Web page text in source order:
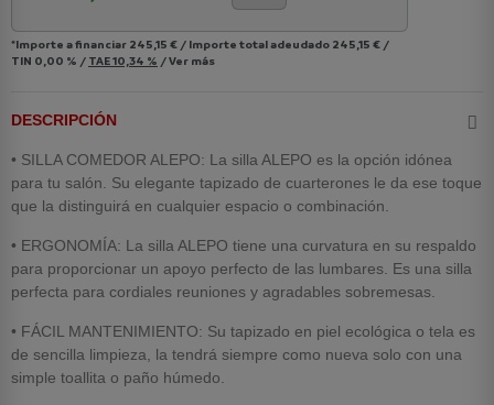
*Importe a financiar 245,15 € / Importe total adeudado 245,15 € /
TIN 0,00 % / TAE10,34 % /Ver más
DESCRIPCIÓN
• SILLA COMEDOR ALEPO: La silla ALEPO es la opción idónea
para tu salón. Su elegante tapizado de cuarterones le da ese toque
que la distinguirá en cualquier espacio o combinación.
• ERGONOMÍA: La silla ALEPO tiene una curvatura en su respaldo
para proporcionar un apoyo perfecto de las lumbares. Es una silla
perfecta para cordiales reuniones y agradables sobremesas.
• FÁCIL MANTENIMIENTO: Su tapizado en piel ecológica o tela es
de sencilla limpieza, la tendrá siempre como nueva solo con una
simple toallita o paño húmedo.